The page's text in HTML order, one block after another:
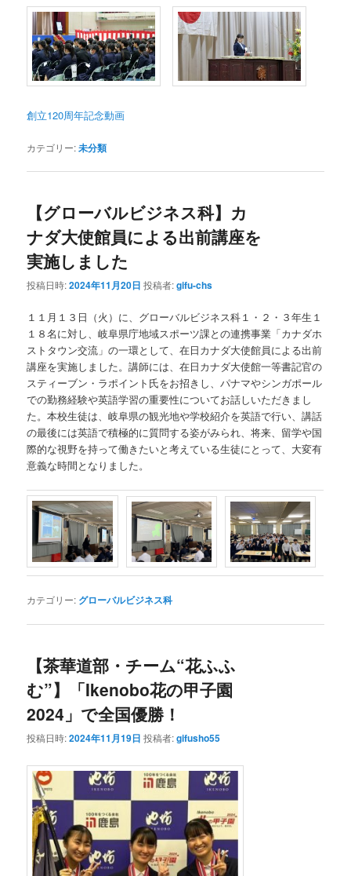
創立120周年記念動画
カテゴリー:未分類
【グローバルビジネス科】カ
ナダ大使館員による出前講座を
実施しました
投稿日時:2024年11月20日 投稿者:gifu-chs
１１月１３日（火）に、グローバルビジネス科１・２・３年生１
１８名に対し、岐阜県庁地域スポーツ課との連携事業「カナダホ
ストタウン交流」の一環として、在日カナダ大使館員による出前
講座を実施しました。講師には、在日カナダ大使館一等書記官の
スティーブン・ラポイント氏をお招きし、パナマやシンガポール
での勤務経験や英語学習の重要性についてお話しいただきまし
た。本校生徒は、岐阜県の観光地や学校紹介を英語で行い、講話
の最後には英語で積極的に質問する姿がみられ、将来、留学や国
際的な視野を持って働きたいと考えている生徒にとって、大変有
意義な時間となりました。
カテゴリー: グローバルビジネス科
【茶華道部・チーム“花ふふ
む”】「Ikenobo花の甲子園
2024」で全国優勝！
投稿日時:2024年11月19日 投稿者:gifusho55